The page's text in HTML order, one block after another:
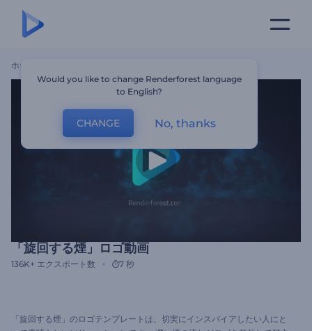
ホーム
「旋回する煙」ロゴ動画
136K+ エクスポート数 7 秒
「旋回する煙」のロゴテンプレートは、切実にインスパイアしたい人にと
Would you like to change Renderforest language
to English?
CHANGE No, thanks